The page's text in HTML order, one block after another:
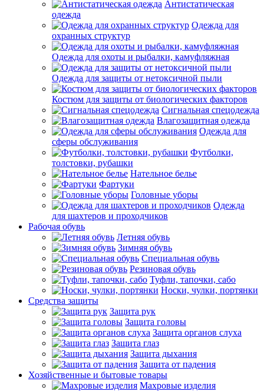
Антистатическая
одежда
Одежда для
охранных структур
Одежда для охоты и рыбалки, камуфляжная
Одежда для защиты от нетоксичной пыли
Костюм для защиты от биологических факторов
Сигнальная спецодежда
Влагозащитная одежда
Одежда для
сферы обслуживания
Футболки,
толстовки, рубашки
Нательное белье
Фартуки
Головные уборы
Одежда
для шахтеров и проходчиков
Рабочая обувь
Летняя обувь
Зимняя обувь
Специальная обувь
Резиновая обувь
Туфли, тапочки, сабо
Носки, чулки, портянки
Средства защиты
Защита рук
Защита головы
Защита органов слуха
Защита глаз
Защита дыхания
Защита от падения
Хозяйственные и бытовые товары
Махровые изделия